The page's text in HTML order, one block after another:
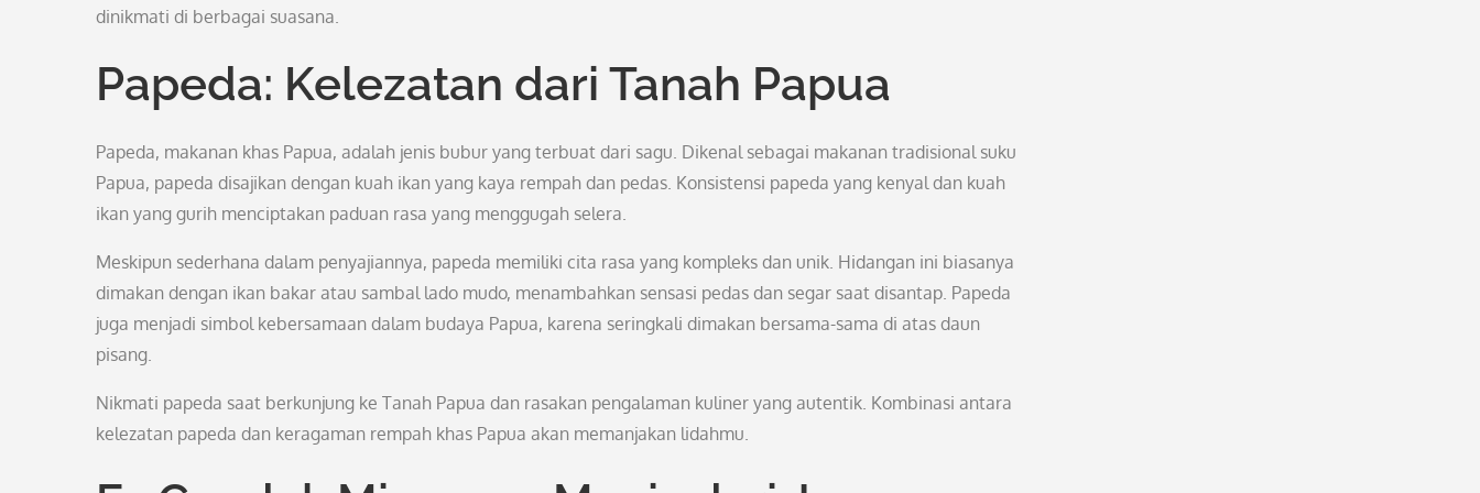
dinikmati di berbagai suasana.
Papeda: Kelezatan dari Tanah Papua
Papeda, makanan khas Papua, adalah jenis bubur yang terbuat dari sagu. Dikenal sebagai makanan tradisional suku
Papua, papeda disajikan dengan kuah ikan yang kaya rempah dan pedas. Konsistensi papeda yang kenyal dan kuah
ikan yang gurih menciptakan paduan rasa yang menggugah selera.
Meskipun sederhana dalam penyajiannya, papeda memiliki cita rasa yang kompleks dan unik. Hidangan ini biasanya
dimakan dengan ikan bakar atau sambal lado mudo, menambahkan sensasi pedas dan segar saat disantap. Papeda
juga menjadi simbol kebersamaan dalam budaya Papua, karena seringkali dimakan bersama-sama di atas daun
pisang.
Nikmati papeda saat berkunjung ke Tanah Papua dan rasakan pengalaman kuliner yang autentik. Kombinasi antara
kelezatan papeda dan keragaman rempah khas Papua akan memanjakan lidahmu.